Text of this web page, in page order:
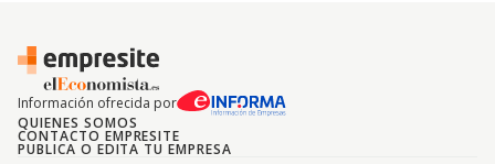
Información ofrecida por
QUIENES SOMOS
CONTACTO EMPRESITE
PUBLICA O EDITA TU EMPRESA